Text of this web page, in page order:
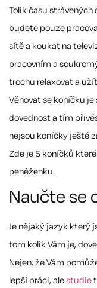
Tolik času
budete pouze
sítě a koukat na
pracovním a
trochu relaxovat a
Věnovat se koníčku
dovednost a tím
nejsou koníčky ještě
Zde je 5 koníčků
peněženku.
Naučte se
Je nějaký jazyk který
tom kolik Vám je,
Nejen, že Vám
lepší práci, alestudie